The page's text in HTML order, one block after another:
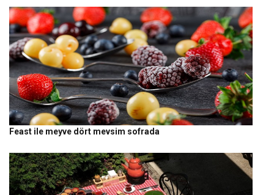
Feast ile meyve dört mevsim sofrada